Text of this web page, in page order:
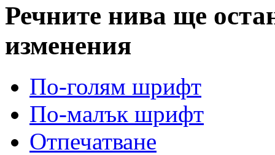
Речните нива ще
изменения
По-голям шрифт
По-малък шрифт
Отпечатване